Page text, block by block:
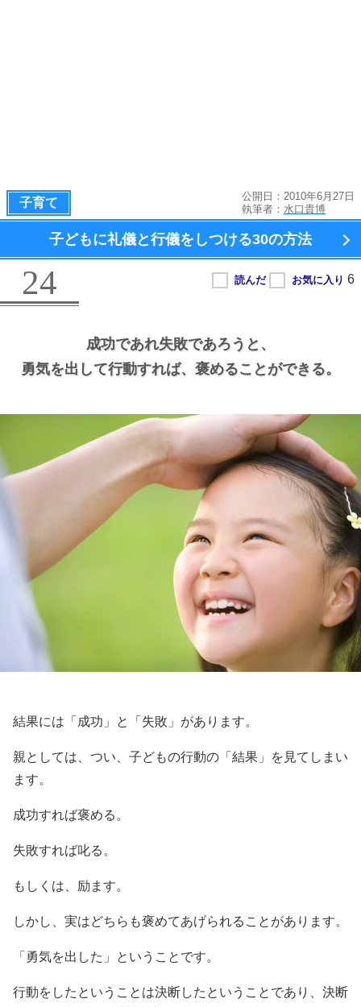
子育て
公開日：2010年6月27日
執筆者： 水口貴博
子どもに礼儀と行儀をしつける30の方法
24
成功であれ失敗であろうと、
勇気を出して行動すれば、 褒めることができる。
結果には「成功」と「失敗」があります。
親としては、つい、子どもの行動の「結果」を見てしまい
ます。
成功すれば褒める。
失敗すれば叱る。
もしくは、励ます。
しかし、実はどちらも褒めてあげられることがあります。
「勇気を出した」ということです。
行動をしたということは決断したということであり、決断